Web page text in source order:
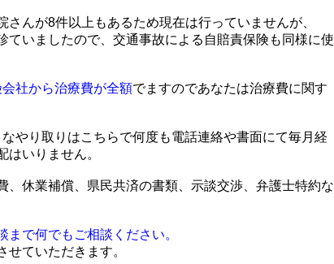
んが8件以上もあるため現在は行っていませんが、
ていましたので、交通事故による自賠責保険も同様に使
社から治療費が全額でますのであなたは治療費に関す
やり取りはこちらで何度も電話連絡や書面にて毎月経
いりません。
休業補償、県民共済の書類、示談交渉、弁護士特約な
まで何でもご相談ください。
ていただきます。